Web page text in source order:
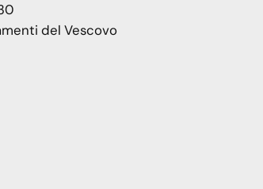
del Vescovo